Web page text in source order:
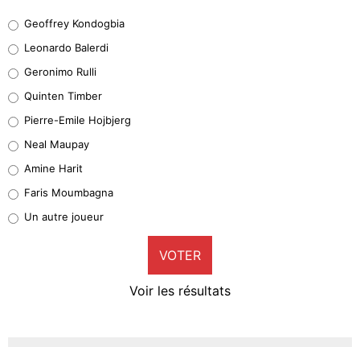
38%
32%
5%
1%
9%
Geoffrey Kondogbia
Leonardo Balerdi
Geronimo Rulli
Quinten Timber
Pierre-Emile Hojbjerg
Neal Maupay
Amine Harit
Faris Moumbagna
Un autre joueur
VOTER
Voir les résultats